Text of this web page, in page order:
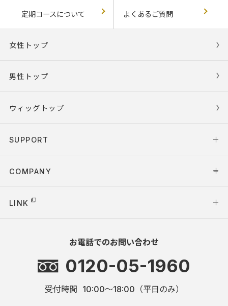
定期コースについて よくあるご質問
女性トップ
男性トップ
ウィッグトップ
SUPPORT
COMPANY
LINK
お電話でのお問い合わせ
0120-05-1960
受付時間 10:00～18:00（平日のみ）